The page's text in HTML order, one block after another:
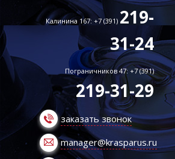
Калинина 167: +7 (391) 219-
31-24
Пограничников 47: +7 (391)
219-31-29
заказать звонок
manager@krasparus.ru